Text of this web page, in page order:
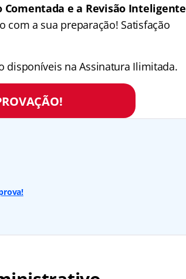
Comentada e a Revisão Inteligente
com a sua preparação! Satisfação
disponíveis na Assinatura Ilimitada.